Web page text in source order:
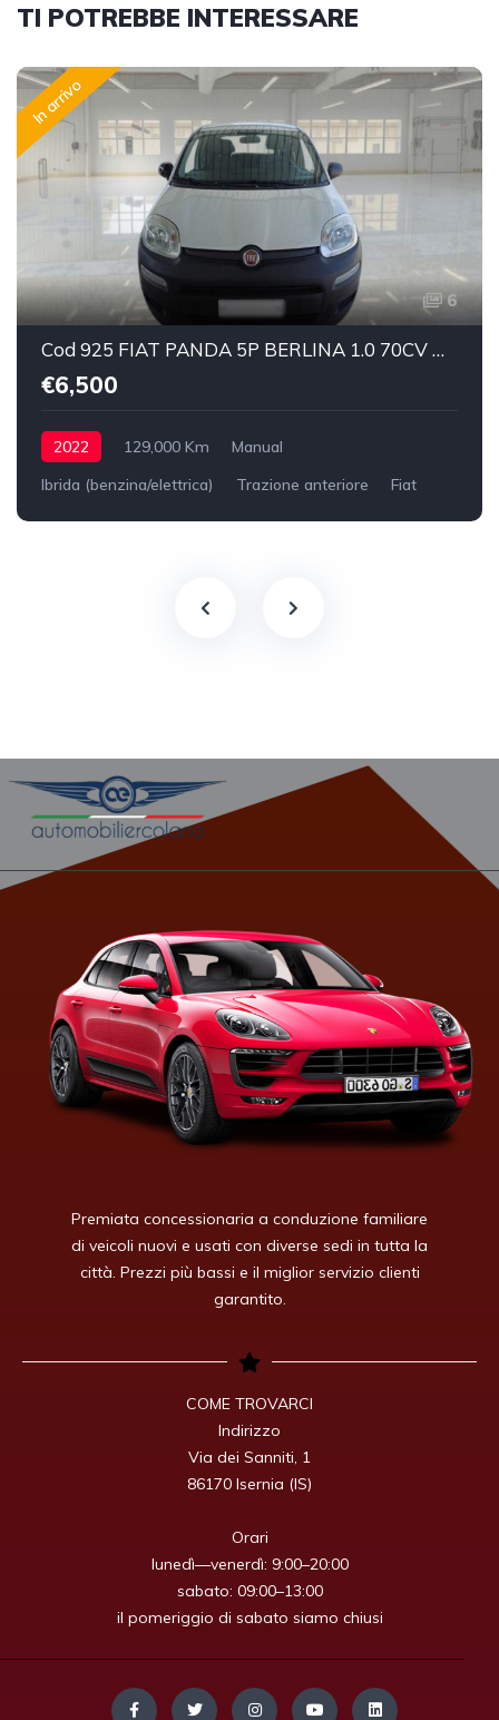
TI POTREBBE INTERESSARE
In arrivo
6
Cod 925 FIAT PANDA 5P BERLINA 1.0 70CV HYBRID EURO 6D VAN 2 P. POP
€6,500
2022 129,000 Km
Manual
Ibrida (benzina/elettrica)
Trazione anteriore Fiat
Premiata concessionaria a conduzione familiare
di veicoli nuovi e usati con diverse sedi in tutta la
città. Prezzi più bassi e il miglior servizio clienti
garantito.
COME TROVARCI
Indirizzo
Via dei Sanniti, 1
86170 Isernia (IS)
Orari
lunedì—venerdì: 9:00–20:00
sabato: 09:00–13:00
il pomeriggio di sabato siamo chiusi